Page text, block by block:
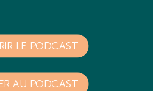
LE PODCAST
AU PODCAST